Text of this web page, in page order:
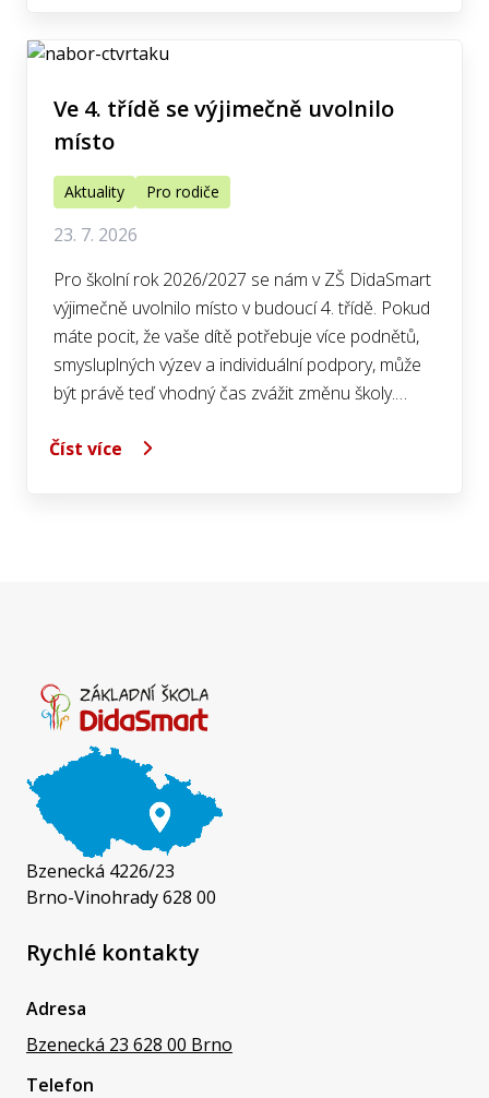
Ve 4. třídě se výjimečně uvolnilo
místo
Aktuality Pro rodiče
23. 7. 2026
Pro školní rok 2026/2027 se nám v ZŠ DidaSmart
výjimečně uvolnilo místo v budoucí 4. třídě. Pokud
máte pocit, že vaše dítě potřebuje více podnětů,
smysluplných výzev a individuální podpory, může
být právě teď vhodný čas zvážit změnu školy.…
Číst více
Bzenecká 4226/23
Brno-Vinohrady 628 00
Rychlé kontakty
Adresa
Bzenecká 23 628 00 Brno
Telefon